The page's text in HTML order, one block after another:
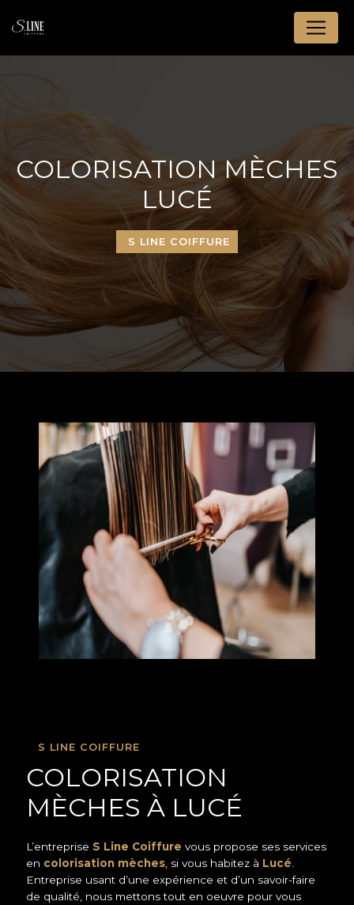
COLORISATION MÈCHES
LUCÉ
S LINE COIFFURE
S LINE COIFFURE
COLORISATION
MÈCHES À LUCÉ
L’entreprise S Line Coiffure vous propose ses services
en colorisation mèches , si vous habitez à Lucé
Entreprise usant d’une expérience et d’un savoir-faire
de qualité, nous mettons tout en oeuvre pour vous